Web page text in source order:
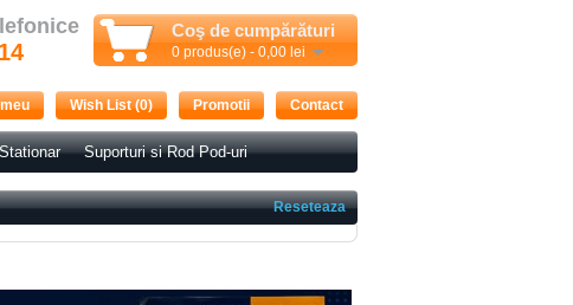
Coş de cumpărături
0 produs(e) - 0,00 lei
Contact
Promotii
Wish List (0)
Suporturi si Rod Pod-uri
Reseteaza